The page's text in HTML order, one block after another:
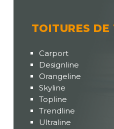
TOITURES DE
Carport
Designline
Orangeline
Skyline
Topline
Trendline
Ultraline